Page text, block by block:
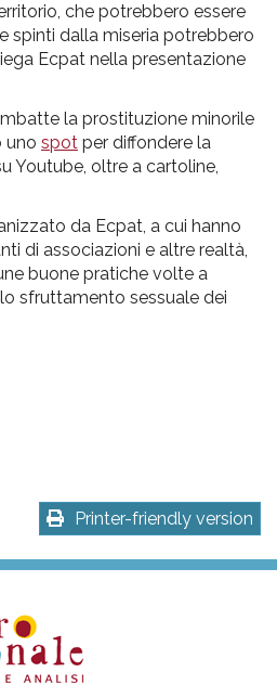
che potrebbero essere
spinti dalla miseria potrebbero
Ecpat nella presentazione
la prostituzione minorile
uno spot per diffondere la
Youtube, oltre a cartoline,
da Ecpat, a cui hanno
di associazioni e altre realtà,
buone pratiche volte a
sfruttamento sessuale dei
Printer-friendly version